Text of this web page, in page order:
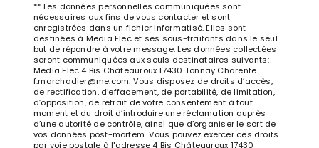
** Les données personnelles communiquées sont
nécessaires aux fins de vous contacter et sont
enregistrées dans un fichier informatisé. Elles sont
destinées à Media Elec et ses sous-traitants dans le seul
but de répondre à votre message. Les données collectées
seront communiquées aux seuls destinataires suivants:
Media Elec 4 Bis Châteauroux 17430 Tonnay Charente
f.marchadier@me.com. Vous disposez de droits d’accès,
de rectification, d’effacement, de portabilité, de limitation,
d’opposition, de retrait de votre consentement à tout
moment et du droit d’introduire une réclamation auprès
d’une autorité de contrôle, ainsi que d’organiser le sort de
vos données post-mortem. Vous pouvez exercer ces droits
par voie postale à l'adresse 4 Bis Châteauroux 17430